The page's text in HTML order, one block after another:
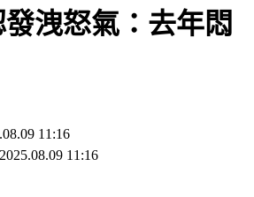
洩怒氣：去年悶
11:16
11:16